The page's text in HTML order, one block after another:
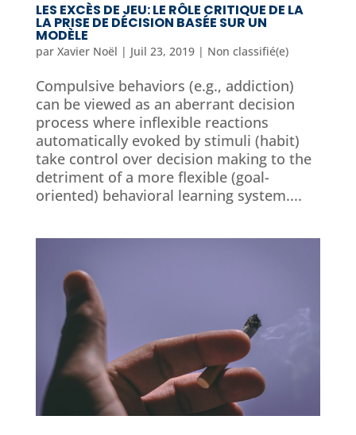
LES EXCÈS DE JEU: LE RÔLE CRITIQUE DE LA
LA PRISE DE DÉCISION BASÉE SUR UN
MODÈLE
par Xavier Noël | Juil 23, 2019| Non classifié(e)
Compulsive behaviors (e.g., addiction)
can be viewed as an aberrant decision
process where inflexible reactions
automatically evoked by stimuli (habit)
take control over decision making to the
detriment of a more flexible (goal-
oriented) behavioral learning system....